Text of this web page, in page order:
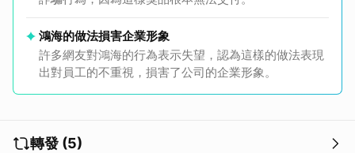
鴻海的做法損害企業形象
許多網友對鴻海的行為表示失望，認為這樣的做法表現
出對員工的不重視，損害了公司的企業形象。
轉發 (5)